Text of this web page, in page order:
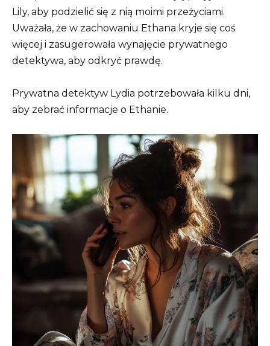
Lily, aby podzielić się z nią moimi przeżyciami.
Uważała, że ​​w zachowaniu Ethana kryje się coś
więcej i zasugerowała wynajęcie prywatnego
detektywa, aby odkryć prawdę.
Prywatna detektyw Lydia potrzebowała kilku dni,
aby zebrać informacje o Ethanie.